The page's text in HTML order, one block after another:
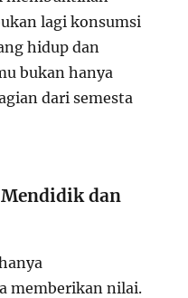
lagi konsumsi
hidup dan
bukan hanya
dari semesta
dan
memberikan nilai.